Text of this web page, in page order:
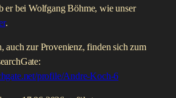
er bei Wolfgang Böhme, wie unser
.
auch zur Provenienz, finden sich zum
profile/Andre-Koch-6